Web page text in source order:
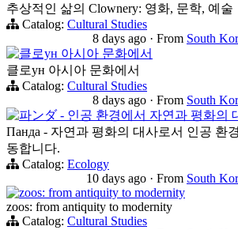
추상적인 삶의 Clownery: 영화, 문학, 예술
Catalog: Cultural Studies
8 days ago · From South
클로ун 아시아 문화에서
클로ун 아시아 문화에서
Catalog: Cultural Studies
8 days ago · From South
파ンダ - 인공 환경에서 자연과 평화의
Панда - 자연과 평화의 대사로서 인공 환
동합니다.
Catalog: Ecology
10 days ago · From South
zoos: from antiquity to modernity
zoos: from antiquity to modernity
Catalog: Cultural Studies